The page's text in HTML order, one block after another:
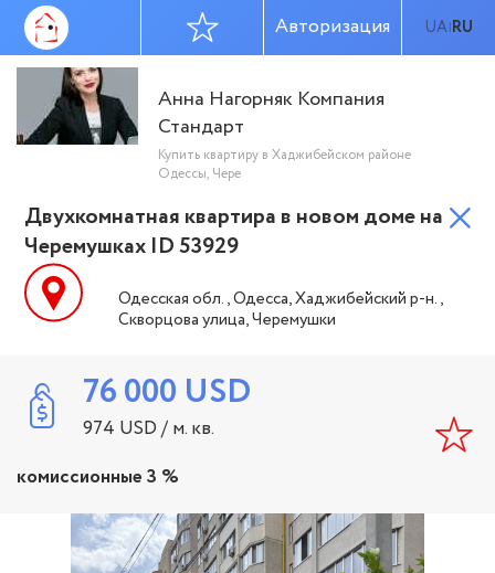
UA|RU
Авторизация
Анна Нагорняк Компания
Стандарт
Купить квартиру в Хаджибейском районе
Одессы, Чере
Двухкомнатная квартира в новом доме на
Черемушках ID 53929
Одесская обл., Одесса, Хаджибейский р-н.,
Скворцова улица, Черемушки
76 000 USD
974 USD/ м. кв.
комиссионные 3 %